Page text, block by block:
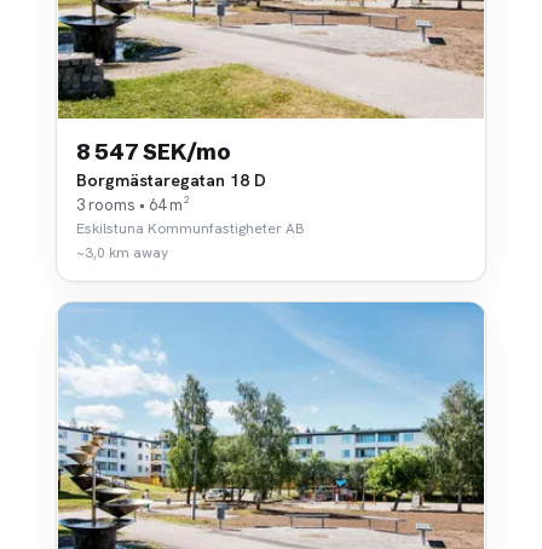
8 547 SEK/mo
Borgmästaregatan 18 D
3 rooms • 64 m²
Eskilstuna Kommunfastigheter AB
~3,0 km away